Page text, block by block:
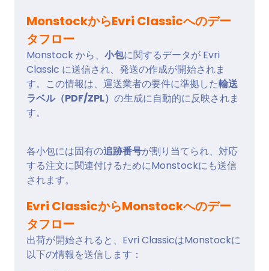
MonstockからEvri Classicへのデー
タフロー
Monstock から、 小包に関するデータが Evri
Classic に送信され、発送の作成が開始されま
す。この情報は、運送業者の要件に準拠した輸送
ラベル（PDF/ZPL） の生成に自動的に反映されま
す。
各小包には固有の追跡番号が割り当てられ、対応
する注文に関連付けるためにMonstockにも送信
されます。
Evri ClassicからMonstockへのデー
タフロー
出荷が開始されると、Evri ClassicはMonstockに
以下の情報を送信します：